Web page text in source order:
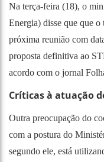
Na terça-feira (18), o
Energia) disse que que o
próxima reunião com
proposta definitiva ao
acordo com o jornal
Críticas à atuação
Outra preocupação do
com a postura do
segundo ele, está